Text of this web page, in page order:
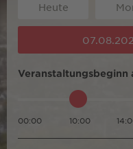
Heute
Veranstaltungsbeginn
00:00 10:00